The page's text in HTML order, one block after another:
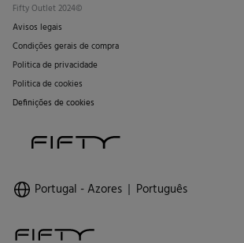
Fifty Outlet 2024©
Avisos legais
Condições gerais de compra
Politica de privacidade
Politica de cookies
Definições de cookies
Portugal - Azores Português